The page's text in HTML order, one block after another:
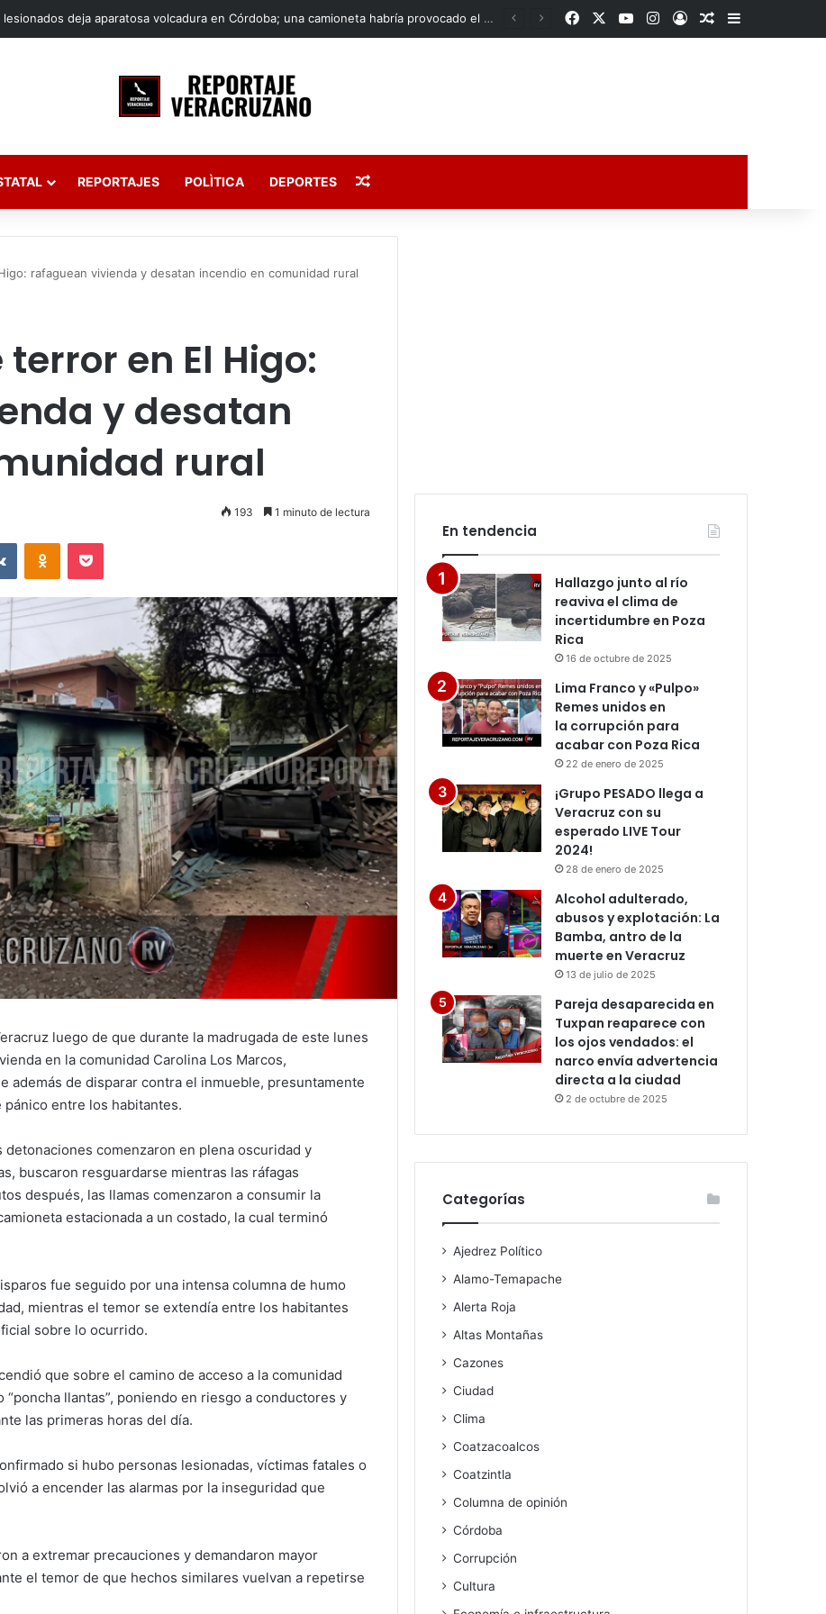
Con calidez y cercanía, DIF Poza Rica fortalece el bienestar de los adultos mayores con “Sazón y Corazón” FacebookYouTubeInstagram
AccesoPublicación al
Barra lateral
REPORTAJES POLÌTICA DEPORTES Publicación al azar
rafaguean vivienda y desatan incendio en comunidad rural
en El Higo:
y desatan
rural
193 1 minuto de lectura
VKontakteOdnoklassniki
Pocket
luego de que durante la madrugada de este lunes
en la comunidad Carolina Los Marcos,
además de disparar contra el inmueble, presuntamente
entre los habitantes.
comenzaron en plena oscuridad y
buscaron resguardarse mientras las ráfagas
después, las llamas comenzaron a consumir la
estacionada a un costado, la cual terminó
fue seguido por una intensa columna de humo
mientras el temor se extendía entre los habitantes
sobre lo ocurrido.
que sobre el camino de acceso a la comunidad
llantas”, poniendo en riesgo a conductores y
las primeras horas del día.
si hubo personas lesionadas, víctimas fatales o
a encender las alarmas por la inseguridad que
a extremar precauciones y demandaron mayor
el temor de que hechos similares vuelvan a repetirse
En tendencia
Hallazgo junto al río
reaviva el clima de
incertidumbre en Poza
Rica
16 de octubre de 2025
Lima Franco y «Pulpo»
Remes unidos en
la corrupción para
acabar con Poza Rica
22 de enero de 2025
¡Grupo PESADO llega a
Veracruz con su
esperado LIVE Tour
2024!
28 de enero de 2025
Alcohol adulterado,
abusos y explotación: La
Bamba, antro de la
muerte en Veracruz
13 de julio de 2025
Pareja desaparecida en
Tuxpan reaparece con
los ojos vendados: el
narco envía advertencia
directa a la ciudad
2 de octubre de 2025
Categorías
Ajedrez Político
Alamo-Temapache
Alerta Roja
Altas Montañas
Cazones
Ciudad
Clima
Coatzacoalcos
Coatzintla
Columna de opinión
Córdoba
Corrupción
Cultura